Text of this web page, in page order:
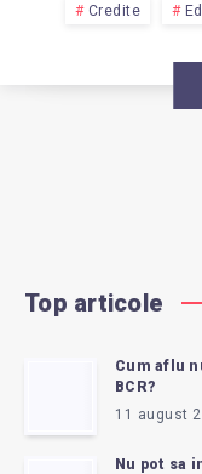
Credite
Top articole
Cum aflu
BCR?
11 august
Nu pot sa